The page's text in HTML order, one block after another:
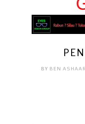
BY BEN